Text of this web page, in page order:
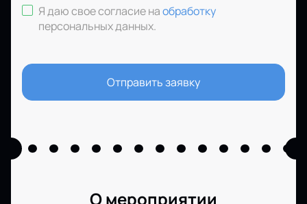
Я даю свое согласие наобработку
персональных данных.
Отправить заявку
О мероприятии